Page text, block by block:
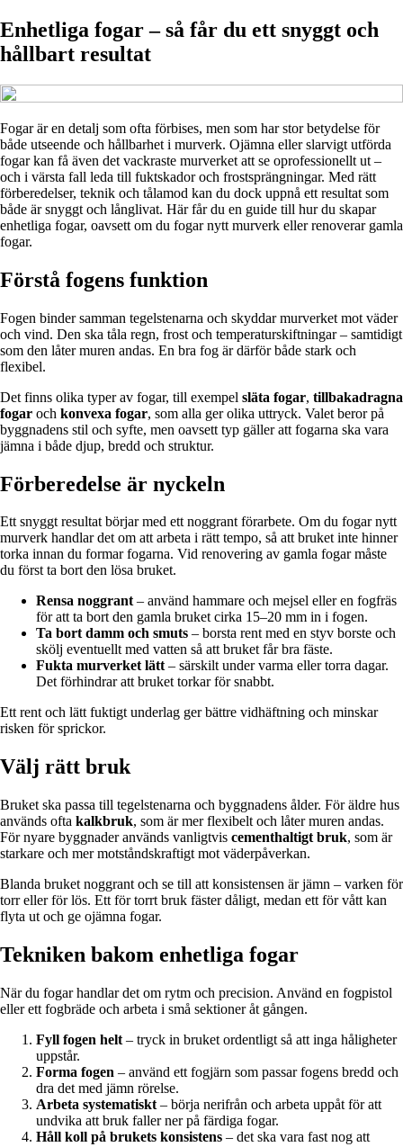
Enhetliga fogar – så får du ett snyggt och
hållbart resultat
Fogar är en detalj som ofta förbises, men som har stor betydelse för
både utseende och hållbarhet i murverk. Ojämna eller slarvigt utförda
fogar kan få även det vackraste murverket att se oprofessionellt ut –
och i värsta fall leda till fuktskador och frostsprängningar. Med rätt
förberedelser, teknik och tålamod kan du dock uppnå ett resultat som
både är snyggt och långlivat. Här får du en guide till hur du skapar
enhetliga fogar, oavsett om du fogar nytt murverk eller renoverar gamla
fogar.
Förstå fogens funktion
Fogen binder samman tegelstenarna och skyddar murverket mot väder
och vind. Den ska tåla regn, frost och temperaturskiftningar – samtidigt
som den låter muren andas. En bra fog är därför både stark och
flexibel.
Det finns olika typer av fogar, till exempel släta fogar, tillbakadragna
fogar och konvexa fogar, som alla ger olika uttryck. Valet beror på
byggnadens stil och syfte, men oavsett typ gäller att fogarna ska vara
jämna i både djup, bredd och struktur.
Förberedelse är nyckeln
Ett snyggt resultat börjar med ett noggrant förarbete. Om du fogar nytt
murverk handlar det om att arbeta i rätt tempo, så att bruket inte hinner
torka innan du formar fogarna. Vid renovering av gamla fogar måste
du först ta bort den lösa bruket.
Rensa noggrant– använd hammare och mejsel eller en fogfräs
för att ta bort den gamla bruket cirka 15–20 mm in i fogen.
Ta bort damm och smuts – borsta rent med en styv borste och
skölj eventuellt med vatten så att bruket får bra fäste.
Fukta murverket lätt– särskilt under varma eller torra dagar.
Det förhindrar att bruket torkar för snabbt.
Ett rent och lätt fuktigt underlag ger bättre vidhäftning och minskar
risken för sprickor.
Välj rätt bruk
Bruket ska passa till tegelstenarna och byggnadens ålder. För äldre hus
används ofta kalkbruk, som är mer flexibelt och låter muren andas.
För nyare byggnader används vanligtvis cementhaltigt bruk, som är
starkare och mer motståndskraftigt mot väderpåverkan.
Blanda bruket noggrant och se till att konsistensen är jämn – varken för
torr eller för lös. Ett för torrt bruk fäster dåligt, medan ett för vått kan
flyta ut och ge ojämna fogar.
Tekniken bakom enhetliga fogar
När du fogar handlar det om rytm och precision. Använd en fogpistol
eller ett fogbräde och arbeta i små sektioner åt gången.
Fyll fogen helt – tryck in bruket ordentligt så att inga håligheter
uppstår.
Forma fogen – använd ett fogjärn som passar fogens bredd och
dra det med jämn rörelse.
Arbeta systematiskt – börja nerifrån och arbeta uppåt för att
undvika att bruk faller ner på färdiga fogar.
Håll koll på brukets konsistens – det ska vara fast nog att